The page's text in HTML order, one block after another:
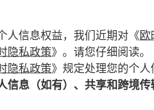
有库存
RS PRO 数字面板多功能仪表,
测量频率, 交流电压, 能耗, 功率
流电流, 有源, 4位数字 92 mm
人信息权益，我们近期对 《欧
隐私政策》 。请您仔细阅读。
隐私政策》 规定处理您的个人
信息（如有）、共享和跨境